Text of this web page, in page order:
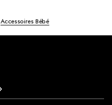
Accessoires Bébé